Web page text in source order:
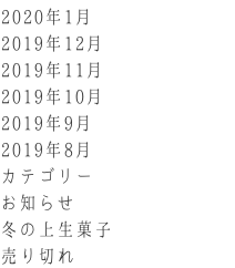
2020年1月
2019年12月
2019年11月
2019年10月
2019年9月
2019年8月
カテゴリー
お知らせ
冬の上生菓子
売り切れ